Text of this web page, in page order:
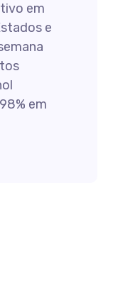
em
e
em